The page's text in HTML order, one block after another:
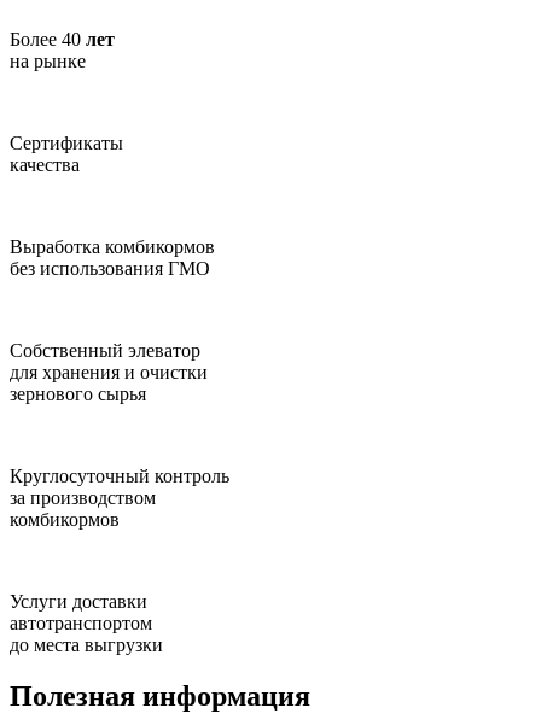
Более 40 лет
на рынке
Сертификаты
качества
Выработка комбикормов
без использования ГМО
Собственный элеватор
для хранения и очистки
зернового сырья
Круглосуточный контроль
за производством
комбикормов
Услуги доставки
автотранспортом
до места выгрузки
Полезная информация